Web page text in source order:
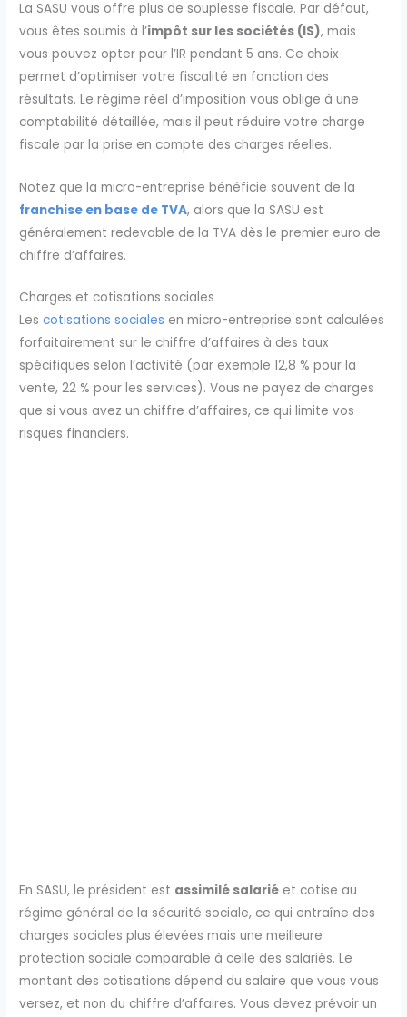
La SASU vous offre plus de souplesse fiscale. Par défaut,
vous êtes soumis à l’impôt sur les sociétés (IS), mais
vous pouvez opter pour l’IR pendant 5 ans. Ce choix
permet d’optimiser votre fiscalité en fonction des
résultats. Le régime réel d’imposition vous oblige à une
comptabilité détaillée, mais il peut réduire votre charge
fiscale par la prise en compte des charges réelles.
Notez que la micro-entreprise bénéficie souvent de la
franchise en base de TVA, alors que la SASU est
généralement redevable de la TVA dès le premier euro de
chiffre d’affaires.
Charges et cotisations sociales
Lescotisations sociales en micro-entreprise sont calculées
forfaitairement sur le chiffre d’affaires à des taux
spécifiques selon l’activité (par exemple 12,8 % pour la
vente, 22 % pour les services). Vous ne payez de charges
que si vous avez un chiffre d’affaires, ce qui limite vos
risques financiers.
En SASU, le président est assimilé salarié et cotise au
régime général de la sécurité sociale, ce qui entraîne des
charges sociales plus élevées mais une meilleure
protection sociale comparable à celle des salariés. Le
montant des cotisations dépend du salaire que vous vous
versez, et non du chiffre d’affaires. Vous devez prévoir un